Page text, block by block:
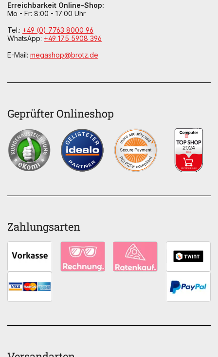
Erreichbarkeit Online-Shop:
Mo - Fr: 8:00 - 17:00 Uhr
Tel.: +49 (0) 7763 8000 96
WhatsApp: +49 175 5908 396
E-Mail: megashop@brotz.de
Geprüfter Onlineshop
Zahlungsarten